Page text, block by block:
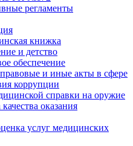
регламенты
книжка
и детство
обеспечение
и иные акты в сфере
коррупции
справки на оружие
оказания
услуг медицинскиx